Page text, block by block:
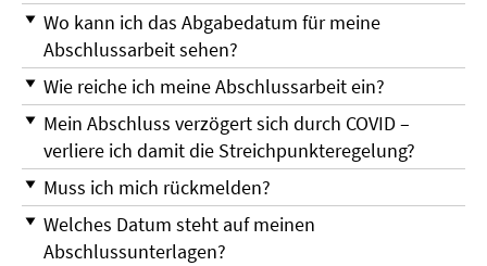
Wo kann ich das Abgabedatum für meine
Abschlussarbeit sehen?
Wie reiche ich meine Abschlussarbeit ein?
Mein Abschluss verzögert sich durch COVID –
verliere ich damit die Streichpunkteregelung?
Muss ich mich rückmelden?
Welches Datum steht auf meinen
Abschlussunterlagen?